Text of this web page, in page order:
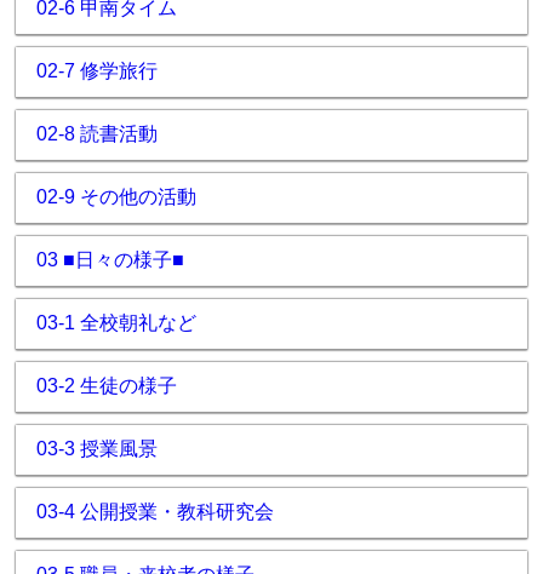
02-6 甲南タイム
02-7 修学旅行
02-8 読書活動
02-9 その他の活動
03 ■日々の様子■
03-1 全校朝礼など
03-2 生徒の様子
03-3 授業風景
03-4 公開授業・教科研究会